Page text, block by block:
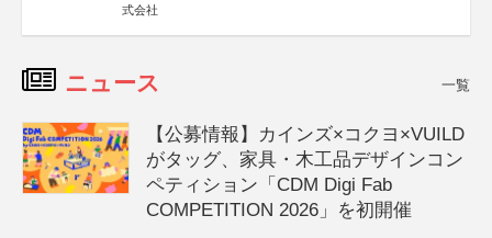
式会社
ニュース 一覧
【公募情報】カインズ×コクヨ×VUILD
がタッグ、家具・木工品デザインコン
ペティション「CDM Digi Fab
COMPETITION 2026」を初開催